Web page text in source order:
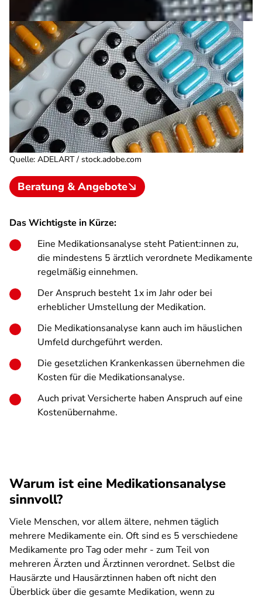
Quelle: ADELART / stock.adobe.com
Beratung & Angebote
Das Wichtigste in Kürze:
Eine Medikationsanalyse steht Patient:innen zu,
die mindestens 5 ärztlich verordnete Medikamente
regelmäßig einnehmen.
Der Anspruch besteht 1x im Jahr oder bei
erheblicher Umstellung der Medikation.
Die Medikationsanalyse kann auch im häuslichen
Umfeld durchgeführt werden.
Die gesetzlichen Krankenkassen übernehmen die
Kosten für die Medikationsanalyse.
Auch privat Versicherte haben Anspruch auf eine
Kostenübernahme.
Warum ist eine Medikationsanalyse
sinnvoll?
Viele Menschen, vor allem ältere, nehmen täglich
mehrere Medikamente ein. Oft sind es 5 verschiedene
Medikamente pro Tag oder mehr - zum Teil von
mehreren Ärzten und Ärztinnen verordnet. Selbst die
Hausärzte und Hausärztinnen haben oft nicht den
Überblick über die gesamte Medikation, wenn zu